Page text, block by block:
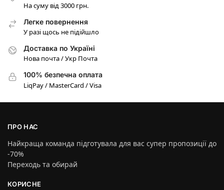
На суму від 3000 грн.
Легке повернення
У разі щось не підійшло
Доставка по Україні
Нова почта / Укр Почта
100% безпечна оплата
LiqPay / MasterCard / Visa
ПРО НАС
Найкраща команда підготувала для вас супер пропозиції до
-70%
Переходь та обирай
КОРИСНЕ